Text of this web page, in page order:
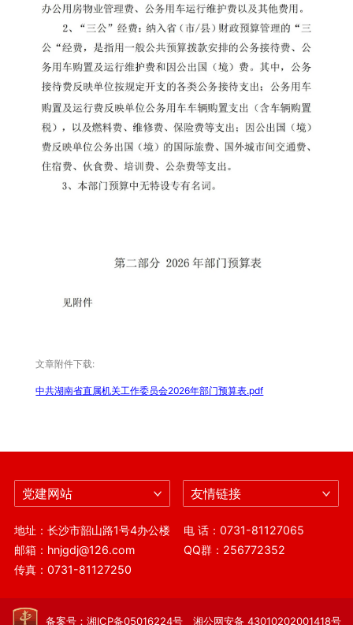
文章附件下载:
中共湖南省直属机关工作委员会2026年部门预算表.pdf
党建网站 友情链接
地址：长沙市韶山路1号4办公楼
电 话：0731-81127065
邮箱：hnjgdj@126.com
QQ群：256772352
传真：0731-81127250
备案号：湘ICP备05016224号 湘公网安备 43010202001418号